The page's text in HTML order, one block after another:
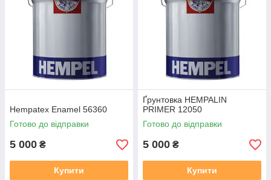
Hempatex Enamel 56360
Готово до відправки
5 000 ₴
Купити
Ґрунтовка HEMPALIN
PRIMER 12050
Готово до відправки
5 000 ₴
Купити